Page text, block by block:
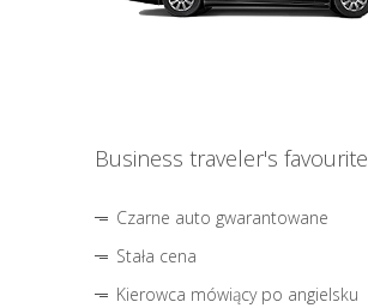
Business traveler's favourite
Czarne auto gwarantowane
Stała cena
Kierowca mówiący po angielsku